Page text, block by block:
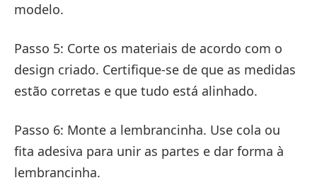
modelo.
Passo 5: Corte os materiais de acordo com o
design criado. Certifique-se de que as medidas
estão corretas e que tudo está alinhado.
Passo 6: Monte a lembrancinha. Use cola ou
fita adesiva para unir as partes e dar forma à
lembrancinha.